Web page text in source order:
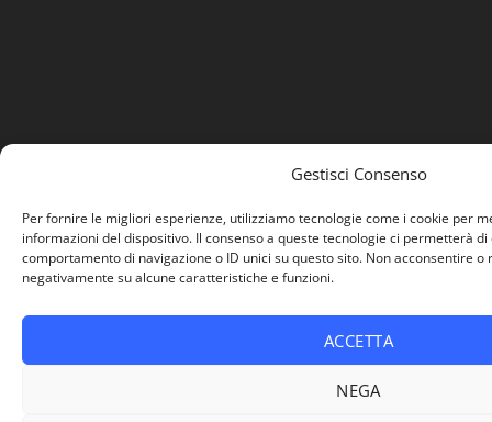
Gestisci Consenso
Per fornire le migliori esperienze, utilizziamo tecnologie come i cookie per
informazioni del dispositivo. Il consenso a queste tecnologie ci permetterà
comportamento di navigazione o ID unici su questo sito. Non acconsentire
negativamente su alcune caratteristiche e funzioni.
ACCETTA
NEGA